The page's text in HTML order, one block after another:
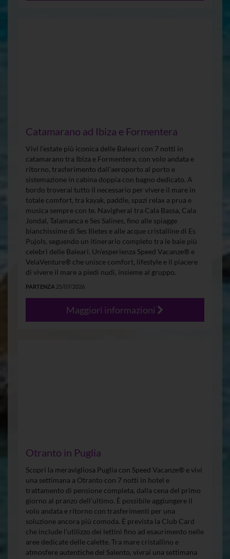
Catamarano ad Ibiza e Formentera
Vivi l’estate più iconica delle Baleari con 7 notti in
catamarano tra Ibiza e Formentera, con volo andata e
ritorno, trasferimento dall’aeroporto al porto e
sistemazione in cabina doppia con bagno dedicato. A
bordo troverai tutto il necessario per vivere il mare in
totale comfort, tra kayak, paddle, spazi relax a prua e
musica sempre con te. Navigherai tra Cala Bassa, Cala
Jondal, Talamanca e Ses Salines, fino alle spiagge
bianchissime di Ses Illetes e alle acque cristalline di Es
Pujols, seguendo un itinerario completo tra le baie più
celebri delle Baleari. Un’esperienza Speed Vacanze® e
VelaVenture® che unisce comfort, lifestyle e il piacere
di vivere il mare a piedi nudi, insieme al gruppo.
PARTENZA 25/07/2026
Maggiori informazioni
Otranto in Puglia
Scopri la meravigliosa Puglia con Speed Vacanze® e vivi
una settimana a Otranto con 7 notti in hotel e
trattamento di pensione completa, dalla cena del primo
giorno al pranzo dell’ultimo. È possibile aggiungere il
volo andata e ritorno con trasferimenti per una
soluzione ancora più comoda. È prevista la Club Card
che include l’utilizzo dei lettini fino ad esaurimento nelle
aree dedicate delle calette. Tra mare cristallino e
atmosfere autentiche del Salento, vivrai una settimana